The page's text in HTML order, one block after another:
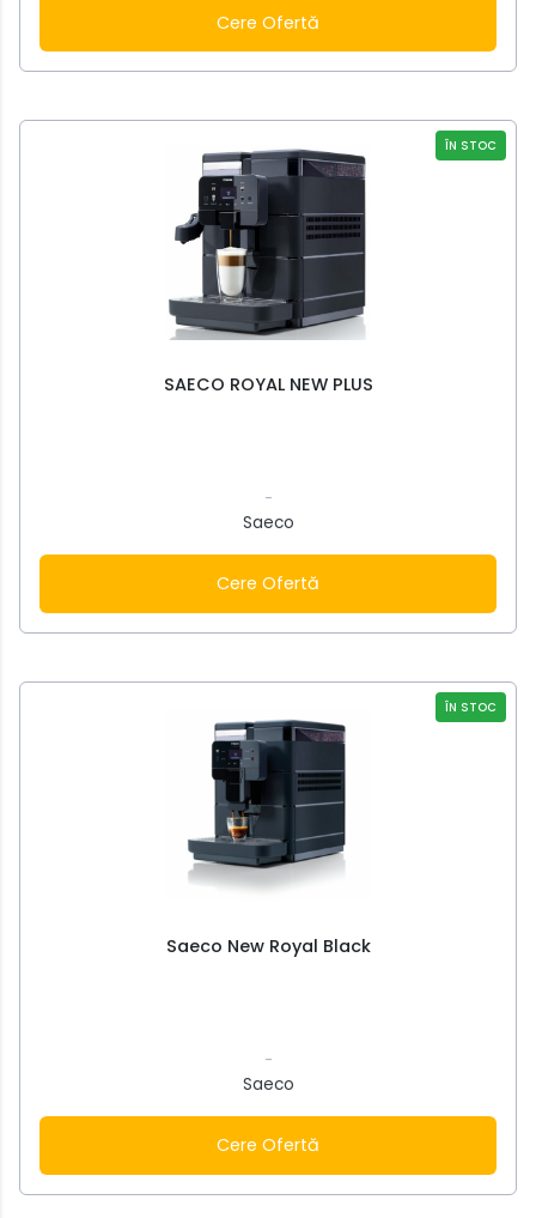
Cere Ofertă
ÎN STOC
SAECO ROYAL NEW PLUS
-
Saeco
Cere Ofertă
ÎN STOC
Saeco New Royal Black
-
Saeco
Cere Ofertă